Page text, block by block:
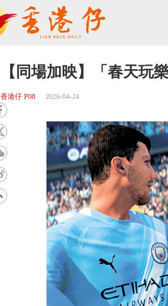
【同場加映】「春天玩
香港仔 P08 2026-04-24